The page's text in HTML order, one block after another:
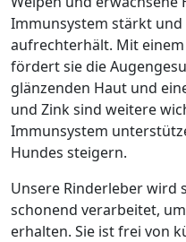
Immunsystem stärkt und
aufrechterhält. Mit
fördert sie die
glänzenden Haut und
und Zink sind weitere
Immunsystem
Hundes steigern.
Unsere Rinderleber wird
schonend verarbeitet,
erhalten. Sie ist frei von